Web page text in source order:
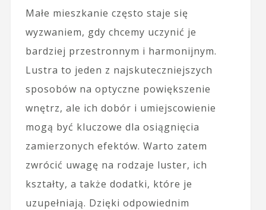
Małe mieszkanie często staje się
wyzwaniem, gdy chcemy uczynić je
bardziej przestronnym i harmonijnym.
Lustra to jeden z najskuteczniejszych
sposobów na optyczne powiększenie
wnętrz, ale ich dobór i umiejscowienie
mogą być kluczowe dla osiągnięcia
zamierzonych efektów. Warto zatem
zwrócić uwagę na rodzaje luster, ich
kształty, a także dodatki, które je
uzupełniają. Dzięki odpowiednim